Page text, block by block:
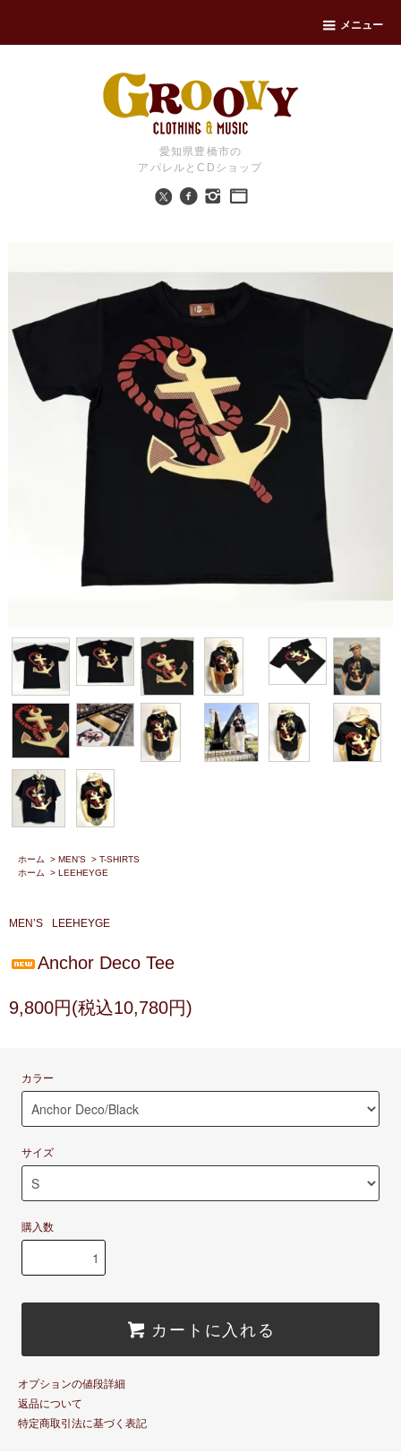
メニュー
愛知県豊橋市の
アパレルとCDショップ
ホーム > MEN’S > T-SHIRTS
ホーム
> LEEHEYGE
MEN’S LEEHEYGE
Anchor Deco Tee
9,800円(税込10,780円)
カラー
サイズ
購入数
カートに入れる
オプションの値段詳細
返品について
特定商取引法に基づく表記